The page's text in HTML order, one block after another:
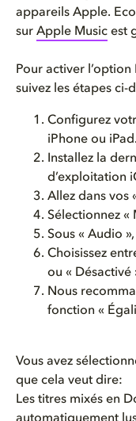
appareils Apple.
sur Apple Music est
Pour activer
suivez les étapes ci-
Configurez
iPhone ou iPad.
Installez la
d’exploitation
Allez dans vos
Sélectionnez «
Sous « Audio
Choisissez
ou « Désactivé
Nous
fonction «
Vous avez
que cela veut dire:
Les titres mixés en
automatiquement